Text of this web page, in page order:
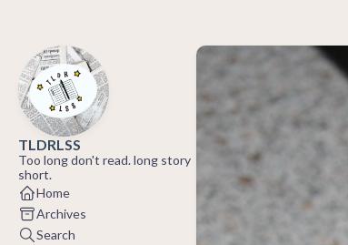
TLDRLSS
Too long don't read. long story
short.
Home
Archives
Search